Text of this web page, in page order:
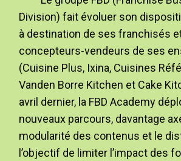
Division) fait évoluer son
à destination de ses franchisés
concepteurs-vendeurs de ses
(Cuisine Plus, Ixina, Cuisines
Vanden Borre Kitchen et Cake
avril dernier, la FBD Academy
nouveaux parcours, davantage
modularité des contenus et le
l’objectif de limiter l’impact des